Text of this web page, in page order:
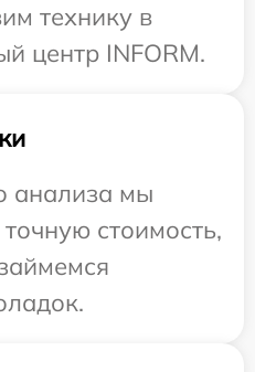
технику в
центр INFORM.
анализа мы
стоимость,